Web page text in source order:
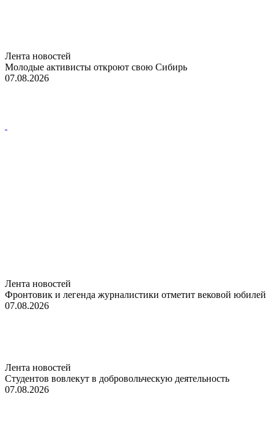
Лента новостей
Молодые активисты откроют свою Сибирь
07.08.2026
Лента новостей
Фронтовик и легенда журналистики отметит вековой юбилей
07.08.2026
Лента новостей
Студентов вовлекут в добровольческую деятельность
07.08.2026